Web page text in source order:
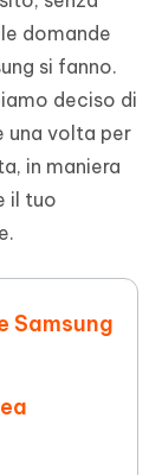
domande
si fanno.
deciso di
una volta per
in maniera
il tuo
Samsung